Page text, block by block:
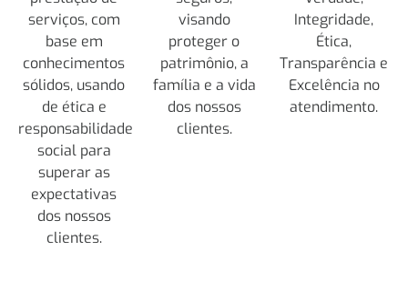
serviços, com
base em
conhecimentos
sólidos, usando
de ética e
responsabilidade
social para
superar as
expectativas
dos nossos
clientes.
visando
proteger o
patrimônio, a
família e a vida
dos nossos
clientes.
Integridade,
Ética,
Transparência e
Excelência no
atendimento.